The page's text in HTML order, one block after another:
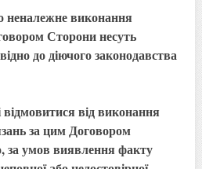
неналежне виконання
Сторони несуть
до діючого законодавства
від виконання
за цим Договором
за умов виявлення факту